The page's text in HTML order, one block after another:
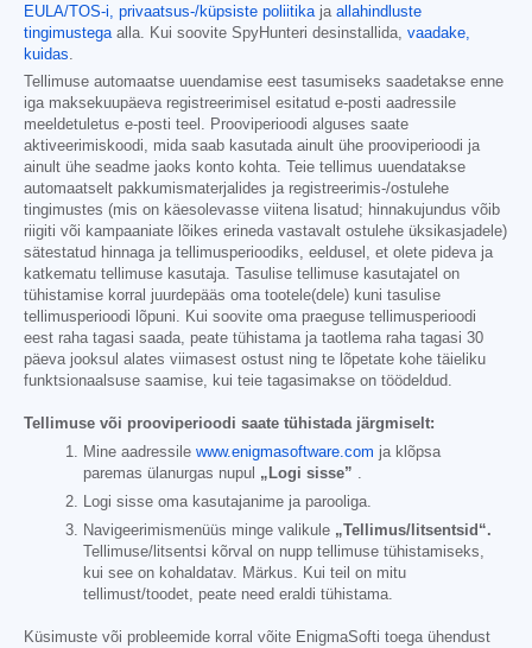
EULA/TOS-i,
privaatsus-/küpsiste poliitika ja allahindluste
tingimustega alla. Kui soovite SpyHunteri desinstallida, vaadake,
kuidas
Tellimuse automaatse uuendamise eest tasumiseks saadetakse enne
iga maksekuupäeva registreerimisel esitatud e-posti aadressile
meeldetuletus e-posti teel. Prooviperioodi alguses saate
aktiveerimiskoodi, mida saab kasutada ainult ühe prooviperioodi ja
ainult ühe seadme jaoks konto kohta. Teie tellimus uuendatakse
automaatselt pakkumismaterjalides ja registreerimis-/ostulehe
tingimustes (mis on käesolevasse viitena lisatud; hinnakujundus võib
riigiti või kampaaniate lõikes erineda vastavalt ostulehe üksikasjadele)
sätestatud hinnaga ja tellimusperioodiks, eeldusel, et olete pideva ja
katkematu tellimuse kasutaja. Tasulise tellimuse kasutajatel on
tühistamise korral juurdepääs oma tootele(dele) kuni tasulise
tellimusperioodi lõpuni. Kui soovite oma praeguse tellimusperioodi
eest raha tagasi saada, peate tühistama ja taotlema raha tagasi 30
päeva jooksul alates viimasest ostust ning te lõpetate kohe täieliku
funktsionaalsuse saamise, kui teie tagasimakse on töödeldud.
Tellimuse või prooviperioodi saate tühistada järgmiselt:
Mine aadressile www.enigmasoftware.com ja klõpsa
paremas ülanurgas nupul „Logi sisse” .
Logi sisse oma kasutajanime ja parooliga.
Navigeerimismenüüs minge valikule „Tellimus/litsentsid“.
Tellimuse/litsentsi kõrval on nupp tellimuse tühistamiseks,
kui see on kohaldatav. Märkus. Kui teil on mitu
tellimust/toodet, peate need eraldi tühistama.
Küsimuste või probleemide korral võite EnigmaSofti toega ühendust